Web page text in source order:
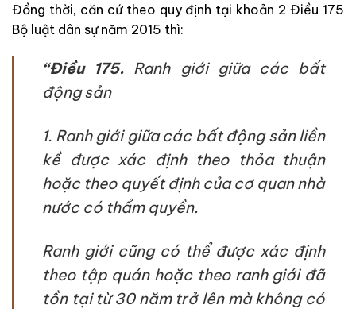
Đồng thời, căn cứ theo quy định tại khoản 2 Điều 175
Bộ luật dân sự năm 2015 thì:
“Điều 175. Ranh giới giữa các bất
động sản
1. Ranh giới giữa các bất động sản liền
kề được xác định theo thỏa thuận
hoặc theo quyết định của cơ quan nhà
nước có thẩm quyền.
Ranh giới cũng có thể được xác định
theo tập quán hoặc theo ranh giới đã
tồn tại từ 30 năm trở lên mà không có